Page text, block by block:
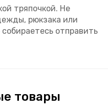
тряпочкой. Не
рюкзака или
отправить
товары